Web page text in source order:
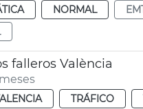
NORMAL
falleros València
TRÁFICO